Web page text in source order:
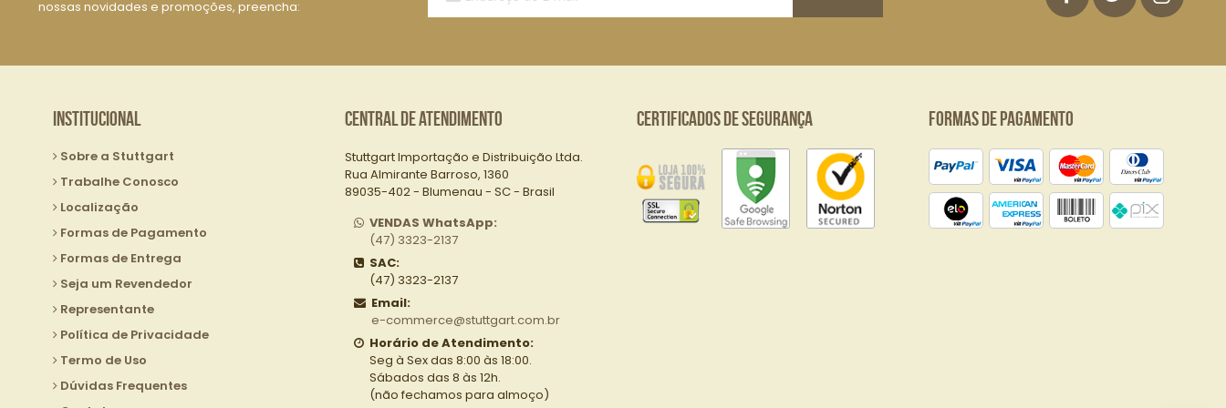
nossas novidades e promoções, preencha:
Nossa
E-
Institucional
Sobre a Stuttgart
Trabalhe Conosco
Localização
Formas de Pagamento
Formas de Entrega
Seja um Revendedor
Representante
Política de Privacidade
Termo de Uso
Dúvidas Frequentes
Central de Atendimento
Stuttgart Importação e Distribuição Ltda.
Rua Almirante Barroso, 1360
89035-402 - Blumenau - SC - Brasil
VENDAS WhatsApp:
(47) 3323-2137
SAC:
(47) 3323-2137
Email:
e-commerce@stuttgart.com.br
Horário de Atendimento:
Seg à Sex das 8:00 às 18:00.
Sábados das 8 às 12h.
(não fechamos para almoço)
Certificados de Segurança Formas de Pagamento